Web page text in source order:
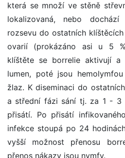
která se množí ve stěně
lokalizovaná, nebo dochází
rozsevu do ostatních
ovarií (prokázáno asi u 5
klíštěte se borrelie aktivují a
lumen, poté jsou
žlaz. K diseminaci do
a střední fázi sání tj. za 1 -
přisátí. Po přisátí
infekce stoupá po 24
vyšší možnost přenosu
přenos nákazy jsou nymfy.